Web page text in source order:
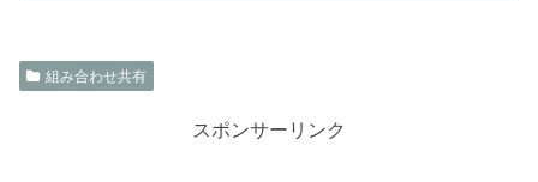
組み合わせ共有
スポンサーリンク